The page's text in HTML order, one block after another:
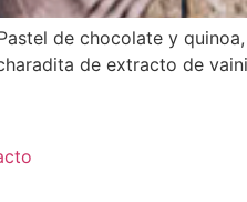
de chocolate y
de extracto de